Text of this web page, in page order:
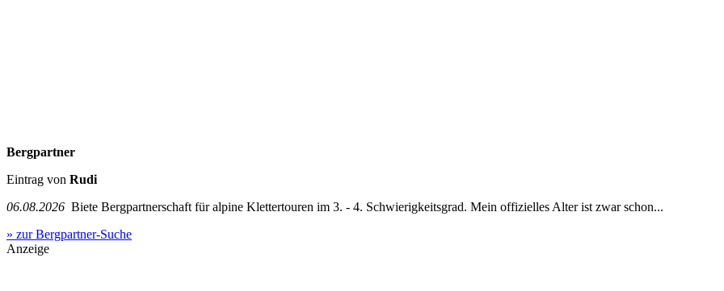
Bergpartner
Eintrag von Rudi
06.08.2026 Biete Bergpartnerschaft für alpine Klettertouren im 3. - 4. Schwierigkeitsgrad. Mein offizielles Alter ist zwar schon...
» zur Bergpartner-Suche
Anzeige